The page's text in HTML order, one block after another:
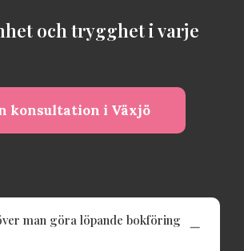
och trygghet i varje
konsultation i Växjö
man göra löpande bokföring K